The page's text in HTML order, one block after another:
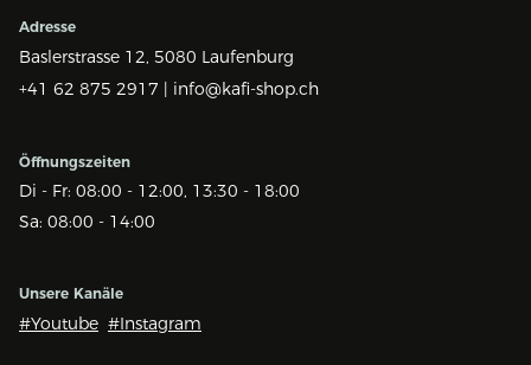
Adresse
Baslerstrasse 12, 5080 Laufenburg
+41 62 875 2917 | info@kafi-shop.ch
Öffnungszeiten
Di - Fr: 08:00 - 12:00, 13:30 - 18:00
Sa: 08:00 - 14:00
Unsere Kanäle
#Youtube #Instagram